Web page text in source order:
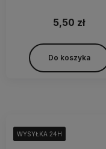
5,50 zł
Do koszyka
WYSYŁKA 24H
WYSYŁKA 24H
WYSYŁKA 24H
WYSYŁKA 24H